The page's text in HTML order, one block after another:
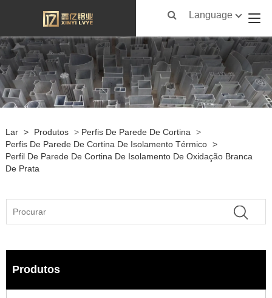
Language
Lar > Produtos > Perfis De Parede De Cortina
>
Perfis De Parede De Cortina De Isolamento Térmico >
Perfil De Parede De Cortina De Isolamento De Oxidação Branca
De Prata
Produtos